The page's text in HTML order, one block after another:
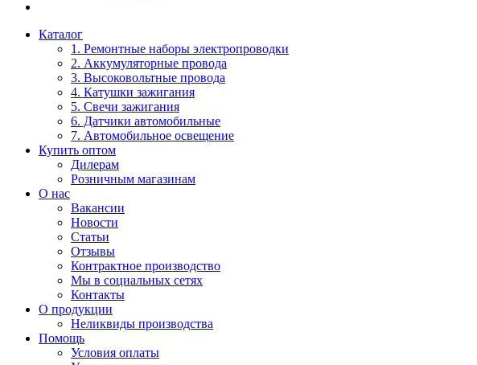
Каталог
1. Ремонтные наборы электропроводки
2. Аккумуляторные провода
3. Высоковольтные провода
4. Катушки зажигания
5. Свечи зажигания
6. Датчики автомобильные
7. Автомобильное освещение
Купить оптом
Дилерам
Розничным магазинам
О нас
Вакансии
Новости
Статьи
Отзывы
Контрактное производство
Мы в социальных сетях
Контакты
О продукции
Неликвиды производства
Помощь
Условия оплаты